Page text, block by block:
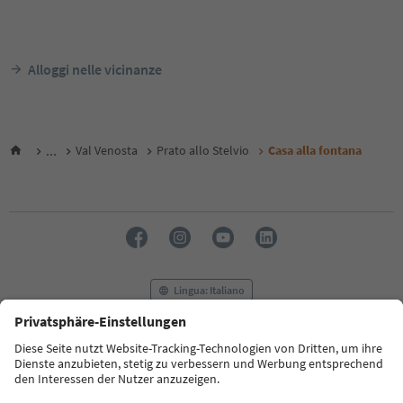
Alloggi nelle vicinanze
... Val Venosta Prato allo Stelvio Casa alla fontana
Lingua: Italiano
FAQ Contatti Press MICE
Privacy Policy
Termini e condizioni
Crediti
Cookie Policy